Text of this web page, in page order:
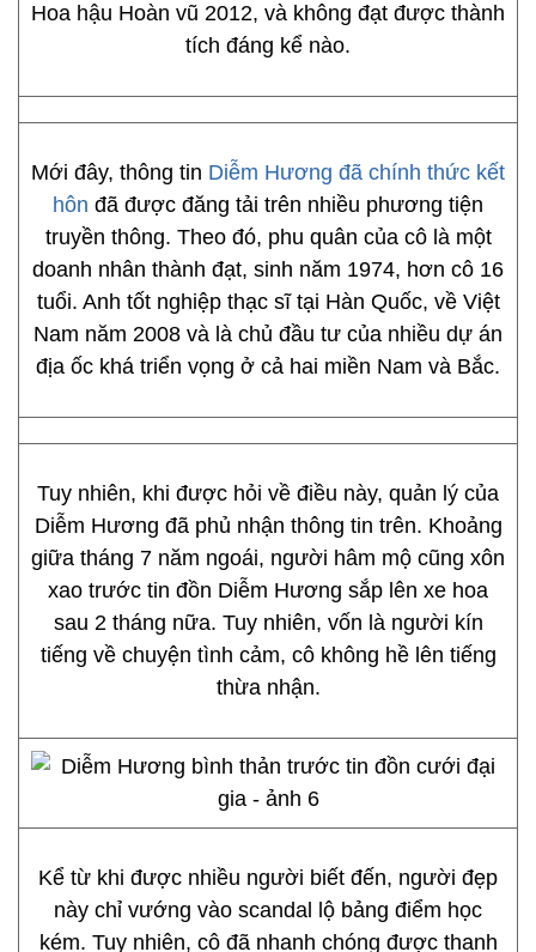
Hoa hậu Hoàn vũ 2012, và không đạt được thành
tích đáng kể nào.
Mới đây, thông tin Diễm Hương đã chính thức kết
hôn đã được đăng tải trên nhiều phương tiện
truyền thông. Theo đó, phu quân của cô là một
doanh nhân thành đạt, sinh năm 1974, hơn cô 16
tuổi. Anh tốt nghiệp thạc sĩ tại Hàn Quốc, về Việt
Nam năm 2008 và là chủ đầu tư của nhiều dự án
địa ốc khá triển vọng ở cả hai miền Nam và Bắc.
Tuy nhiên, khi được hỏi về điều này, quản lý của
Diễm Hương đã phủ nhận thông tin trên. Khoảng
giữa tháng 7 năm ngoái, người hâm mộ cũng xôn
xao trước tin đồn Diễm Hương sắp lên xe hoa
sau 2 tháng nữa. Tuy nhiên, vốn là người kín
tiếng về chuyện tình cảm, cô không hề lên tiếng
thừa nhận.
Kể từ khi được nhiều người biết đến, người đẹp
này chỉ vướng vào scandal lộ bảng điểm học
kém. Tuy nhiên, cô đã nhanh chóng được thanh